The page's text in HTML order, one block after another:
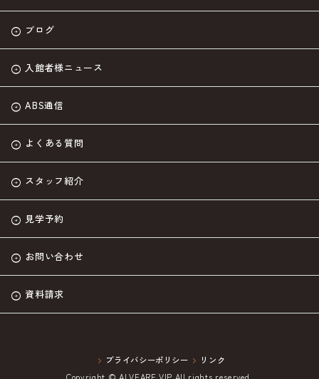
ブログ
入館者様ニュース
ABS通信
よくある質問
スタッフ紹介
見学予約
お問い合わせ
資料請求
プライバシーポリシー
リンク
Copyright © ALVEARE VIP All rights reserved.